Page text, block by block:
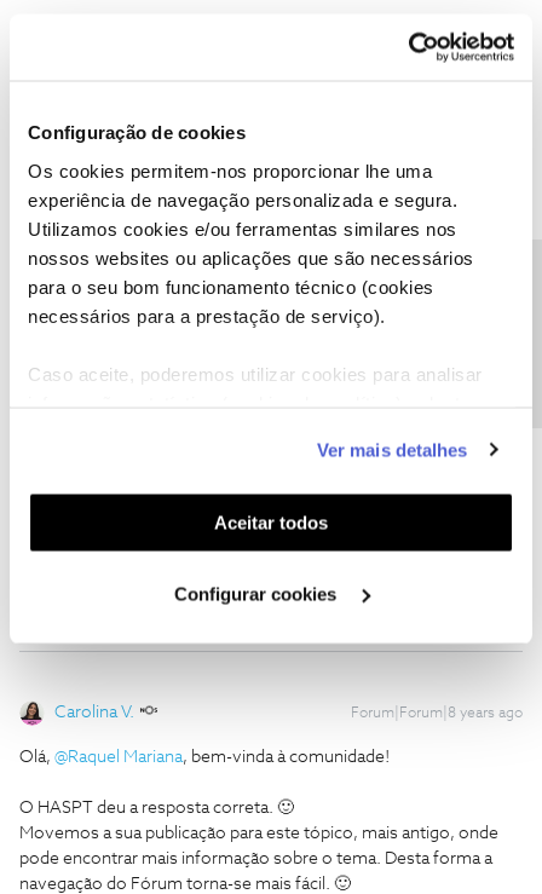
Configuração de cookies
Os cookies permitem-nos proporcionar lhe uma
experiência de navegação personalizada e segura.
Utilizamos cookies e/ou ferramentas similares nos
nossos websites ou aplicações que são necessários
para o seu bom funcionamento técnico (cookies
necessários para a prestação de serviço).
Caso aceite, poderemos utilizar cookies para analisar
funcionalidades (cookies de personalização e
funcionalidade) e adaptar anúncios aos seus interesses
(cookies de publicidade personalizada). Pode gerir a
utilização dos cookies clicando em "Configurar
Ver mais detalhes
Aceitar todos
Configurar cookies
Forum|Forum|9 years ago
R Raquel Mariana Forum|Forum|8 years ago
Para ver os registos dos consumos na area de cliente, tenho
A Anonymous Forum|Forum|8 years ago
Carolina V. Forum|Forum|8 years ago
Olá, @Raquel Mariana, bem-vinda à comunidade!
O HASPT deu a resposta correta. 🙂
Movemos a sua publicação para este tópico, mais antigo, onde
pode encontrar mais informação sobre o tema. Desta forma a
navegação do Fórum torna-se mais fácil. 🙂